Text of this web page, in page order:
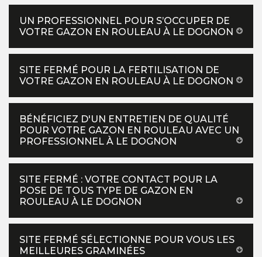
UN PROFESSIONNEL POUR S’OCCUPER DE
VOTRE GAZON EN ROULEAU À LE DOGNON
SITE FERMÉ POUR LA FERTILISATION DE
VOTRE GAZON EN ROULEAU À LE DOGNON
BÉNÉFICIEZ D'UN ENTRETIEN DE QUALITÉ
POUR VOTRE GAZON EN ROULEAU AVEC UN
PROFESSIONNEL À LE DOGNON
SITE FERMÉ : VOTRE CONTACT POUR LA
POSE DE TOUS TYPE DE GAZON EN
ROULEAU À LE DOGNON
SITE FERMÉ SÉLECTIONNE POUR VOUS LES
MEILLEURES GRAMINÉES